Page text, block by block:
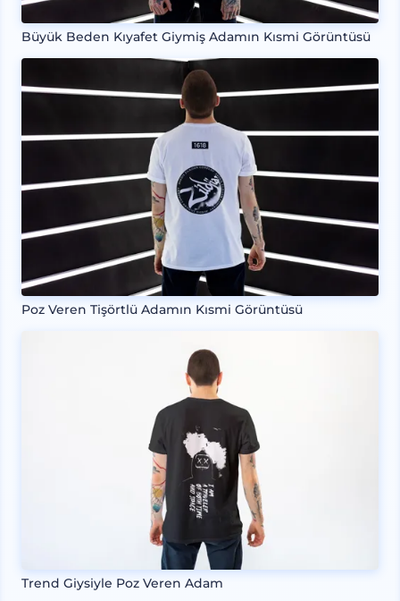
Büyük Beden Kıyafet Giymiş Adamın Kısmi Görüntüsü
Poz Veren Tişörtlü Adamın Kısmi Görüntüsü
Trend Giysiyle Poz Veren Adam